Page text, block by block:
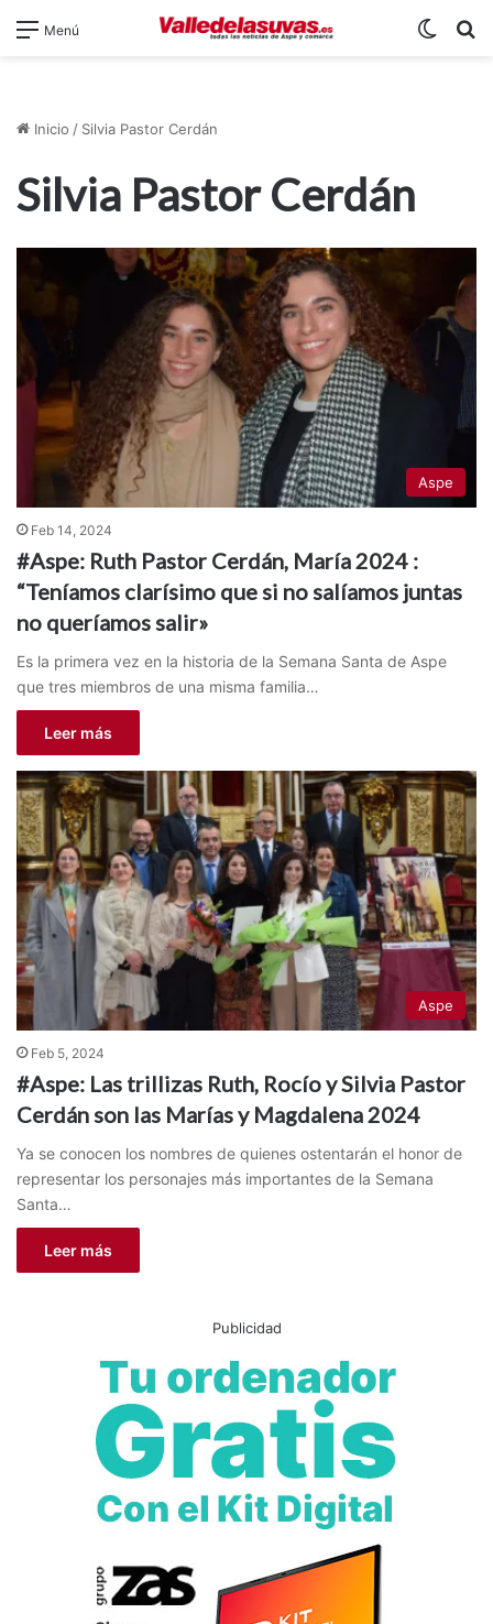
Menú
Inicio / Silvia Pastor Cerdán
Silvia Pastor Cerdán
Aspe
Feb 14, 2024
#Aspe: Ruth Pastor Cerdán, María 2024 :
“Teníamos clarísimo que si no salíamos juntas
no queríamos salir»
Es la primera vez en la historia de la Semana Santa de Aspe
que tres miembros de una misma familia…
Leer más
Aspe
Feb 5, 2024
#Aspe: Las trillizas Ruth, Rocío y Silvia Pastor
Cerdán son las Marías y Magdalena 2024
Ya se conocen los nombres de quienes ostentarán el honor de
representar los personajes más importantes de la Semana
Santa…
Leer más
Publicidad